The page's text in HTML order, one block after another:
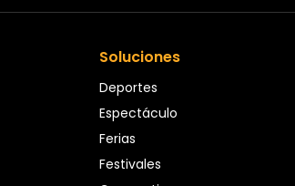
Soluciones
Deportes
Espectáculo
Ferias
Festivales